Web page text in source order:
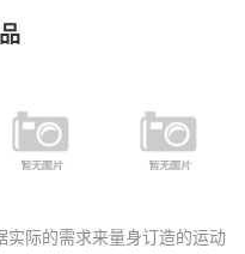
079 铝合金
茶几
FDZ-016 单打
支撑杆
实际的需求来量身订造的运动